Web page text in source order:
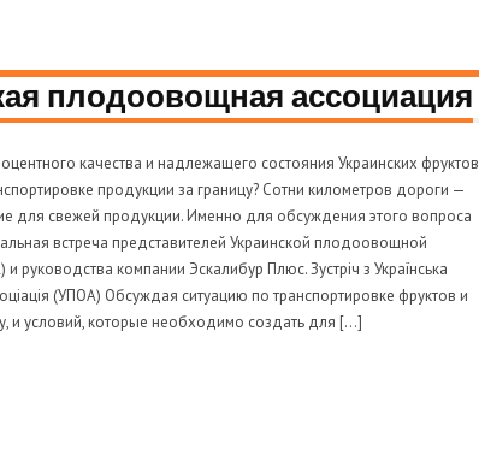
плодоовощная ассоциация
качества и надлежащего состояния Украинских фруктов
продукции за границу? Сотни километров дороги —
для свежей продукции. Именно для обсуждения этого вопроса
встреча представителей Украинской плодоовощной
руководства компании Эскалибур Плюс. Зустріч з Українська
(УПОА) Обсуждая ситуацию по транспортировке фруктов и
и условий, которые необходимо создать для […]